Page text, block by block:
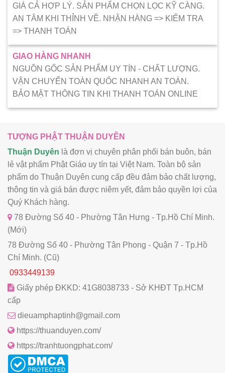
GIÁ CẢ HỢP LÝ. SẢN PHẨM CHỌN LỌC KỸ CÀNG.
AN TÂM KHI THỈNH VỀ. NHẬN HÀNG => KIẾM TRA
=> THANH TOÁN
GIAO HÀNG NHANH
NGUỒN GỐC SẢN PHẨM UY TÍN - CHẤT LƯỢNG.
VẬN CHUYỂN TOÀN QUỐC NHANH AN TOÀN.
BẢO MẬT THÔNG TIN KHI THANH TOÁN ONLINE
TƯỢNG PHẬT THUẬN DUYÊN
Thuận Duyên là đơn vị chuyên phân phối bán buôn, bán
lẻ vật phẩm Phật Giáo uy tín tại Việt Nam. Toàn bộ sản
phẩm do Thuận Duyên cung cấp đều đảm bảo chất lượng,
thông tin và giá bán được niêm yết, đảm bảo quyền lợi của
Quý Khách hàng.
78 Đường Số 40 - Phường Tân Hưng - Tp.Hồ Chí Minh.
(Mới)
78 Đường Số 40 - Phường Tân Phong - Quận 7 - Tp.Hồ
Chí Minh. (Cũ)
0933449139
Giấy phép ĐKKD: 41G8038733 - Sở KHĐT Tp.HCM
cấp
dieuamphaptinh@gmail.com
https://thuanduyen.com/
https://tranhtuongphat.com/